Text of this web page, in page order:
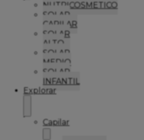
NUTRICOSMETICO
SOLAR
CAPILAR
SOLAR
ALTO
SOLAR
MEDIO
SOLAR
INFANTIL
Explorar
Capilar